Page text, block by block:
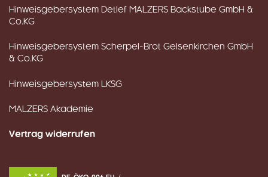
Hinweisgebersystem Detlef MALZERS Backstube GmbH &
Co.KG
Hinweisgebersystem Scherpel-Brot Gelsenkirchen GmbH
& Co.KG
Hinweisgebersystem LKSG
MALZERS Akademie
Vertrag widerrufen